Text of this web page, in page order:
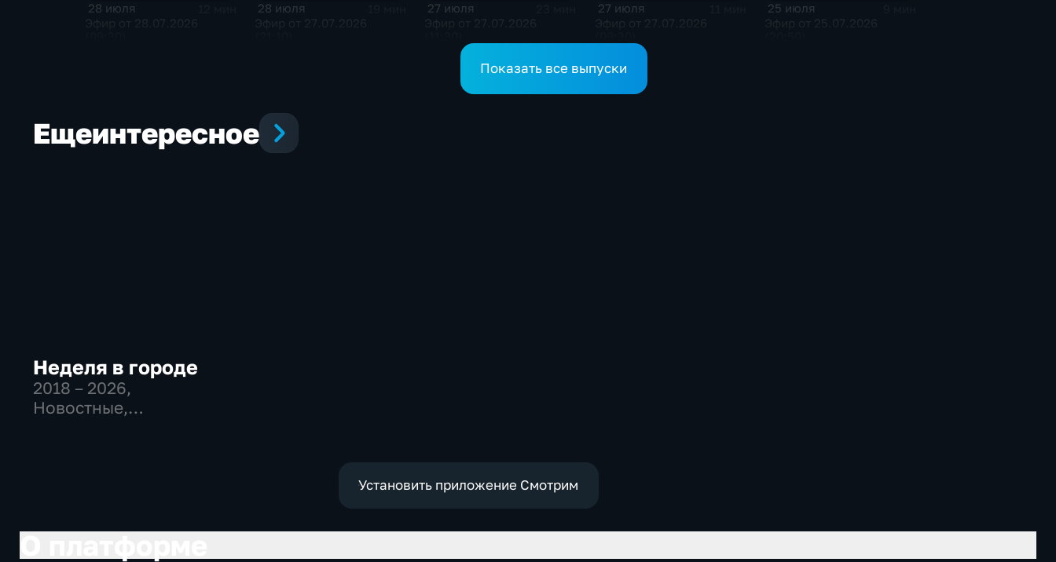
28 июля 28 июля 27 июля 27 июля 25 июля
Показать все выпуски
Ещеинтересное
Неделя в городе
2018 – 2026,
Новостные,
Установить приложение Смотрим